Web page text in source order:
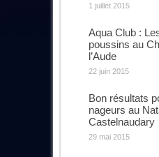
1 juillet 2015
Aqua Club :
poussins au
l’Aude
22 juin 2015
Bon résultats
nageurs au
Castelnaudary
29 mai 2015